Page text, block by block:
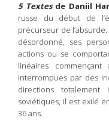
5 Textesde Daniil
russe du début de
précurseur de
désordonné, ses
actions ou se
linéaires
interrompues par des
directions totalement
soviétiques, il est exilé
36 ans.